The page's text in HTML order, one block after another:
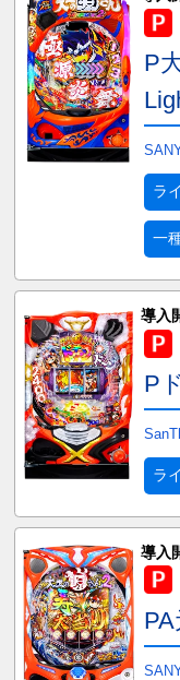
P
ラ
一
導入
P
ラ
導入